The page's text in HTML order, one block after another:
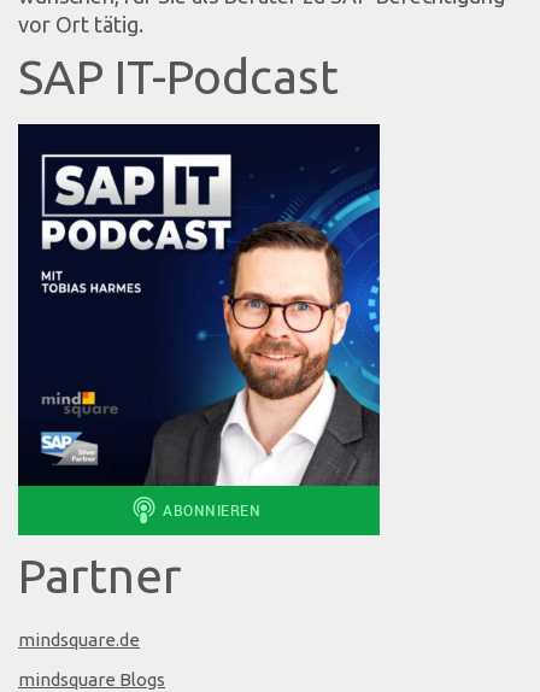
vor Ort tätig.
SAP IT-Podcast
Partner
mindsquare.de
mindsquare Blogs